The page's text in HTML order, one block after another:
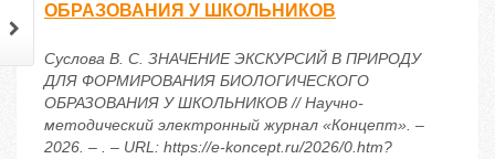
ОБРАЗОВАНИЯ У ШКОЛЬНИКОВ
Суслова В. С. ЗНАЧЕНИЕ ЭКСКУРСИЙ В ПРИРОДУ
ДЛЯ ФОРМИРОВАНИЯ БИОЛОГИЧЕСКОГО
ОБРАЗОВАНИЯ У ШКОЛЬНИКОВ // Научно-
методический электронный журнал «Концепт». –
2026. – . – URL: https://e-koncept.ru/2026/0.htm?